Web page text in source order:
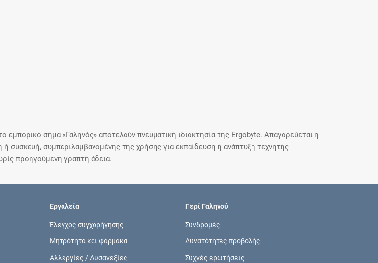
σήμα «Γαληνός» αποτελούν πνευματική ιδιοκτησία της Ergobyte. Απαγορεύεται η
συμπεριλαμβανομένης της χρήσης για εκπαίδευση ή ανάπτυξη τεχνητής
προηγούμενη γραπτή άδεια.
Εργαλεία
Έλεγχος συγχορήγησης
Μητρότητα και φάρμακα
Αλλεργίες / Δυσανεξίες
Περί Γαληνού
Συνδρομές
Δυνατότητες προβολής
Συχνές ερωτήσεις